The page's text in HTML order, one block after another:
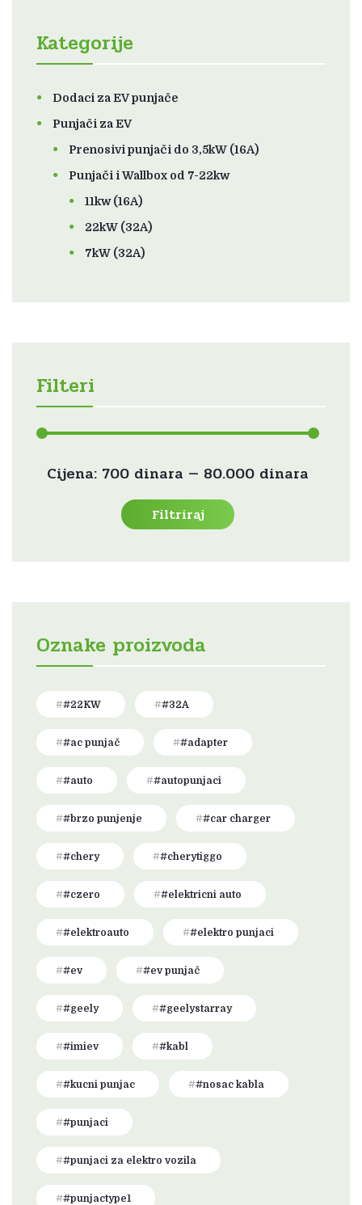
Kategorije
Dodaci za EV punjače
Punjači za EV
Prenosivi punjači do 3,5kW (16A)
Punjači i Wallbox od 7-22kw
11kw (16A)
22kW (32A)
7kW (32A)
Filteri
Filtriraj
Cijena: 700 dinara — 80.000 dinara
Oznake proizvoda
#22KW #32A
#ac punjač #adapter
#auto #autopunjaci
#brzo punjenje #car charger
#chery #cherytiggo
#czero #elektricni auto
#elektroauto #elektro punjaci
#ev #ev punjač
#geely #geelystarray
#imiev #kabl
#kucni punjac #nosac kabla
#punjaci
#punjaci za elektro vozila
#punjactype1